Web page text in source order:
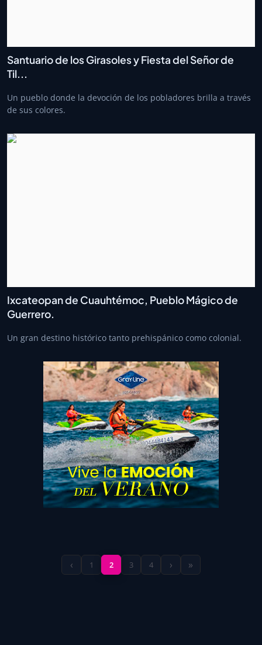
Santuario de los Girasoles y Fiesta del Señor de
Til...
Un pueblo donde la devoción de los pobladores brilla a través
de sus colores.
Ixcateopan de Cuauhtémoc, Pueblo Mágico de
Guerrero.
Un gran destino histórico tanto prehispánico como colonial.
‹ 1 2 3 4 › »